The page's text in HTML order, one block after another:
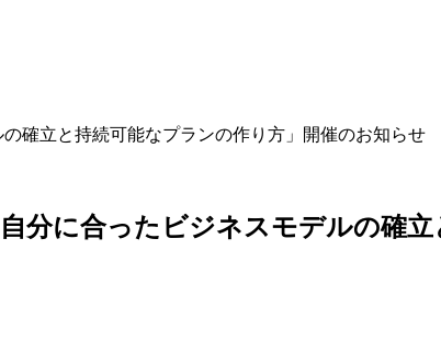
確立と持続可能なプランの作り方」開催のお知らせ
分に合ったビジネスモデルの確